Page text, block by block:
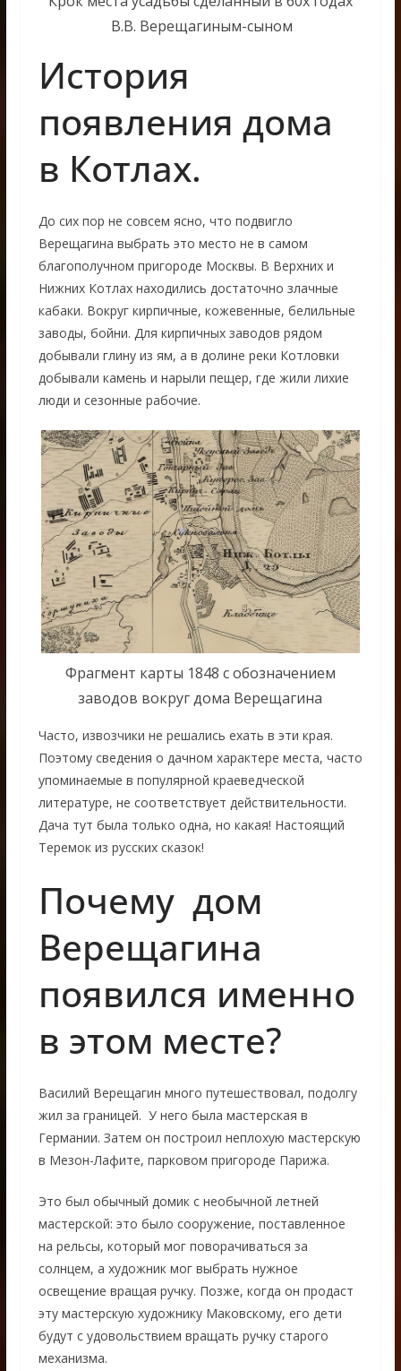
В.В. Верещагиным-сыном
История
появления дома
в Котлах.
До сих пор не совсем ясно, что подвигло
Верещагина выбрать это место не в самом
благополучном пригороде Москвы. В Верхних и
Нижних Котлах находились достаточно злачные
кабаки. Вокруг кирпичные, кожевенные, белильные
заводы, бойни. Для кирпичных заводов рядом
добывали глину из ям, а в долине реки Котловки
добывали камень и нарыли пещер, где жили лихие
люди и сезонные рабочие.
Фрагмент карты 1848 с обозначением
заводов вокруг дома Верещагина
Часто, извозчики не решались ехать в эти края.
Поэтому сведения о дачном характере места, часто
упоминаемые в популярной краеведческой
литературе, не соответствует действительности.
Дача тут была только одна, но какая! Настоящий
Теремок из русских сказок!
Почему дом
Верещагина
появился именно
в этом месте?
Василий Верещагин много путешествовал, подолгу
жил за границей. У него была мастерская в
Германии. Затем он построил неплохую мастерскую
в Мезон-Лафите, парковом пригороде Парижа.
Это был обычный домик с необычной летней
мастерской: это было сооружение, поставленное
на рельсы, который мог поворачиваться за
солнцем, а художник мог выбрать нужное
освещение вращая ручку. Позже, когда он продаст
эту мастерскую художнику Маковскому, его дети
будут с удовольствием вращать ручку старого
механизма.